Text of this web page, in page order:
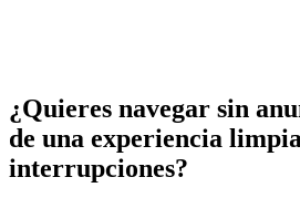
¿Quieres navegar sin
de una experiencia
interrupciones?